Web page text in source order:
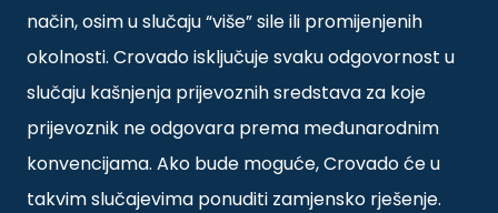
način, osim u slučaju “više” sile ili promijenjenih
okolnosti. Crovado isključuje svaku odgovornost u
slučaju kašnjenja prijevoznih sredstava za koje
prijevoznik ne odgovara prema međunarodnim
konvencijama. Ako bude moguće, Crovado će u
takvim slučajevima ponuditi zamjensko rješenje.